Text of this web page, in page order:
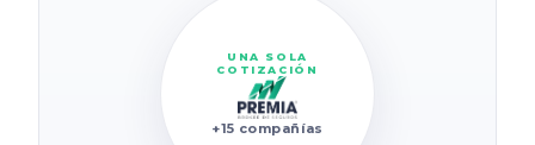
UNA SOLA
COTIZACIÓN
+15 compañías